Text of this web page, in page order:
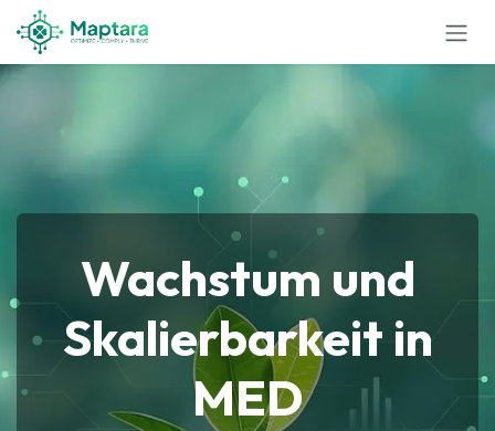
Zum Inhalt springen
Wachstum und
Skalierbarkeit in
MED